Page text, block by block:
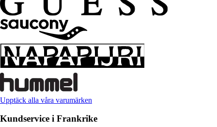
Upptäck alla våra varumärken
Kundservice i Frankrike